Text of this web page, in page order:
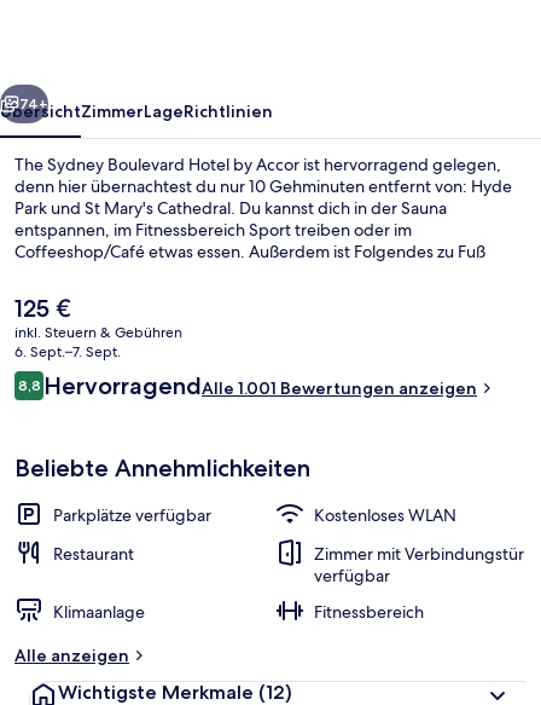
Weiter
74+
ÜbersichtZimmerLageRichtlinien
The Sydney Boulevard Hotel by Accor ist hervorragend gelegen,
denn hier übernachtest du nur 10 Gehminuten entfernt von: Hyde
Park und St Mary's Cathedral. Du kannst dich in der Sauna
entspannen, im Fitnessbereich Sport treiben oder im
Coffeeshop/Café etwas essen. Außerdem ist Folgendes zu Fuß
Stanley Street (Straße). Anderen Reisenden gefallen die bequemen
Betten und das hilfsbereite Personal sehr gut. Die öffentlichen
Verkehrsmittel sind nur einen kurzen Fußmarsch entfernt: Zur S-
Bahn-Station Kings Cross sind es 8 Minuten und zur S-Bahn-Station
St. James 10 Minuten.
Der
aktuelle
Preis
beträgt
125 €.
125 €
inkl. Steuern & Gebühren
6. Sept.–7. Sept.
Bewertungen
8,88,8 von 10.
HervorragendAlle 1.001 Bewertungen anzeigen
Beliebte Annehmlichkeiten
Parkplätze verfügbar
Kostenloses WLAN
Restaurant
Zimmer mit Verbindungstür
verfügbar
Klimaanlage
Fitnessbereich
Alle anzeigen
Wichtigste Merkmale (12)